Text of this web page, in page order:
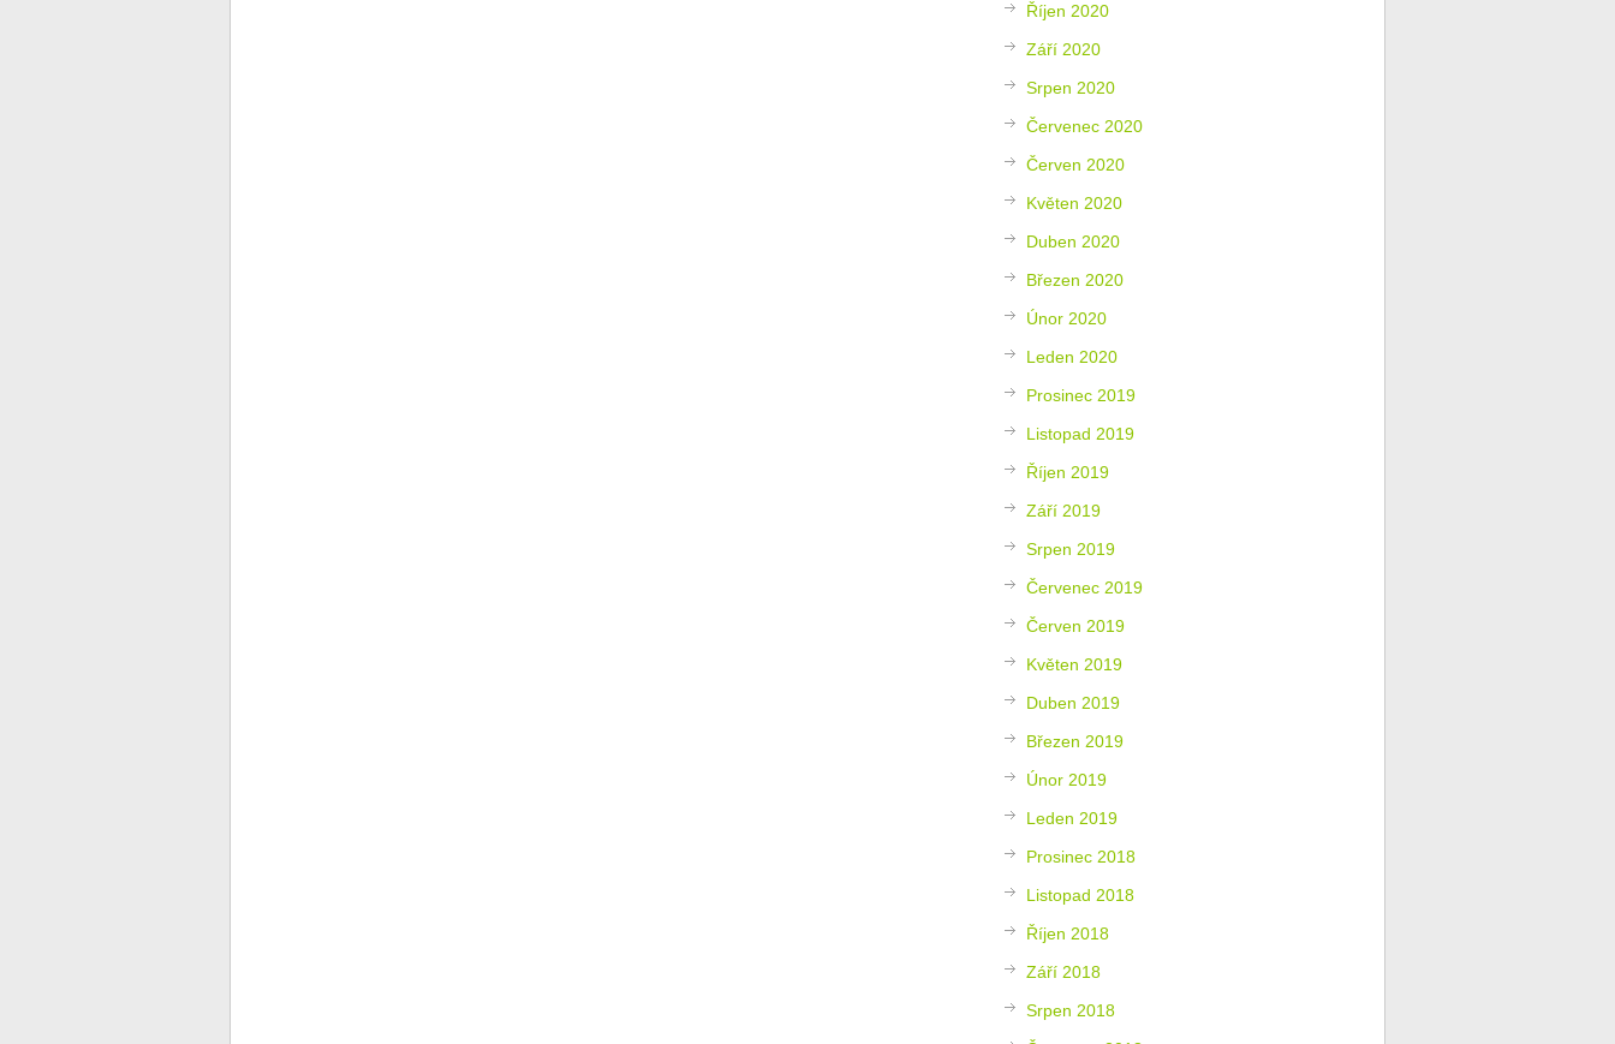
Říjen 2020
Září 2020
Srpen 2020
Červenec 2020
Červen 2020
Květen 2020
Duben 2020
Březen 2020
Únor 2020
Leden 2020
Prosinec 2019
Listopad 2019
Říjen 2019
Září 2019
Srpen 2019
Červenec 2019
Červen 2019
Květen 2019
Duben 2019
Březen 2019
Únor 2019
Leden 2019
Prosinec 2018
Listopad 2018
Říjen 2018
Září 2018
Srpen 2018